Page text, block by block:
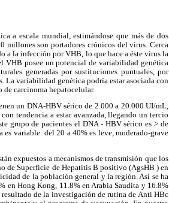
a escala mundial, estimándose que más de dos
millones son portadores crónicos del virus. Cerca
a la infección por VHB, lo que hace a éste virus la
VHB posee un potencial de variabilidad genética
generadas por sustituciones puntuales, por
La variabilidad genética podría estar asociada con
carcinoma hepatocelular.
un DNA-HBV sérico de 2.000 a 20.000 UI/mL,
tendencia a estar avanzada, llegando un tercio
grupo de pacientes el DNA - HBV sérico es > de
variable: del 20 a 40% es leve, moderado-grave
expuestos a mecanismos de transmisión que los
de Superficie de Hepatitis B positivo (AgsHB ) en
de la población general y la región. Así se ha
en Hong Kong, 11.8% en Arabia Saudita y 16.8%
de la investigación de rutina de Anti HBc